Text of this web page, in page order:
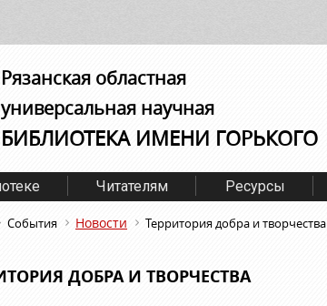
Рязанская областная
универсальная научная
БИБЛИОТЕКА ИМЕНИ ГОРЬКОГО
Читателям Ресурсы
События Новости Территория добра и творчества
ДОБРА И ТВОРЧЕСТВА